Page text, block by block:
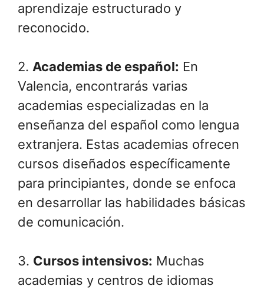
aprendizaje estructurado y
reconocido.
2. Academias de español: En
Valencia, encontrarás varias
academias especializadas en la
enseñanza del español como lengua
extranjera. Estas academias ofrecen
cursos diseñados específicamente
para principiantes, donde se enfoca
en desarrollar las habilidades básicas
de comunicación.
3. Cursos intensivos: Muchas
academias y centros de idiomas